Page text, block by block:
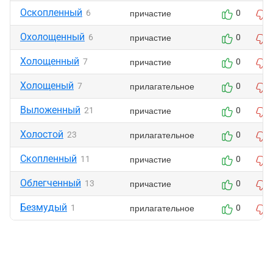
Оскопленный 6 причастие 0
Охолощенный 6 причастие 0
Холощенный 7 причастие 0
Холощеный 7 прилагательное 0
Выложенный 21 причастие 0
Холостой 23 прилагательное 0
Скопленный 11 причастие 0
Облегченный 13 причастие 0
Безмудый 1 прилагательное 0